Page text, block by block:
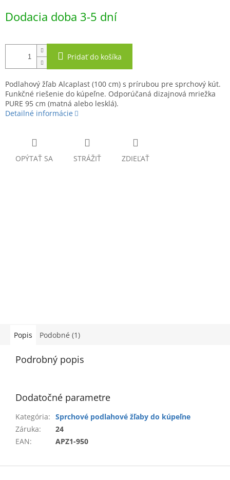
cena:
Dodacia doba 3-5 dní
Pridať do košíka
Podlahový žľab Alcaplast (100 cm) s prírubou pre sprchový kút.
Funkčné riešenie do kúpeľne. Odporúčaná dizajnová mriežka
PURE 95 cm (matná alebo lesklá).
Detailné informácie
OPÝTAŤ SA STRÁŽIŤ ZDIEĽAŤ
Popis Podobné (1)
Podrobný popis
Dodatočné parametre
Kategória: Sprchové podlahové žľaby do kúpeľne
Záruka:
24
EAN: APZ1-950
Z